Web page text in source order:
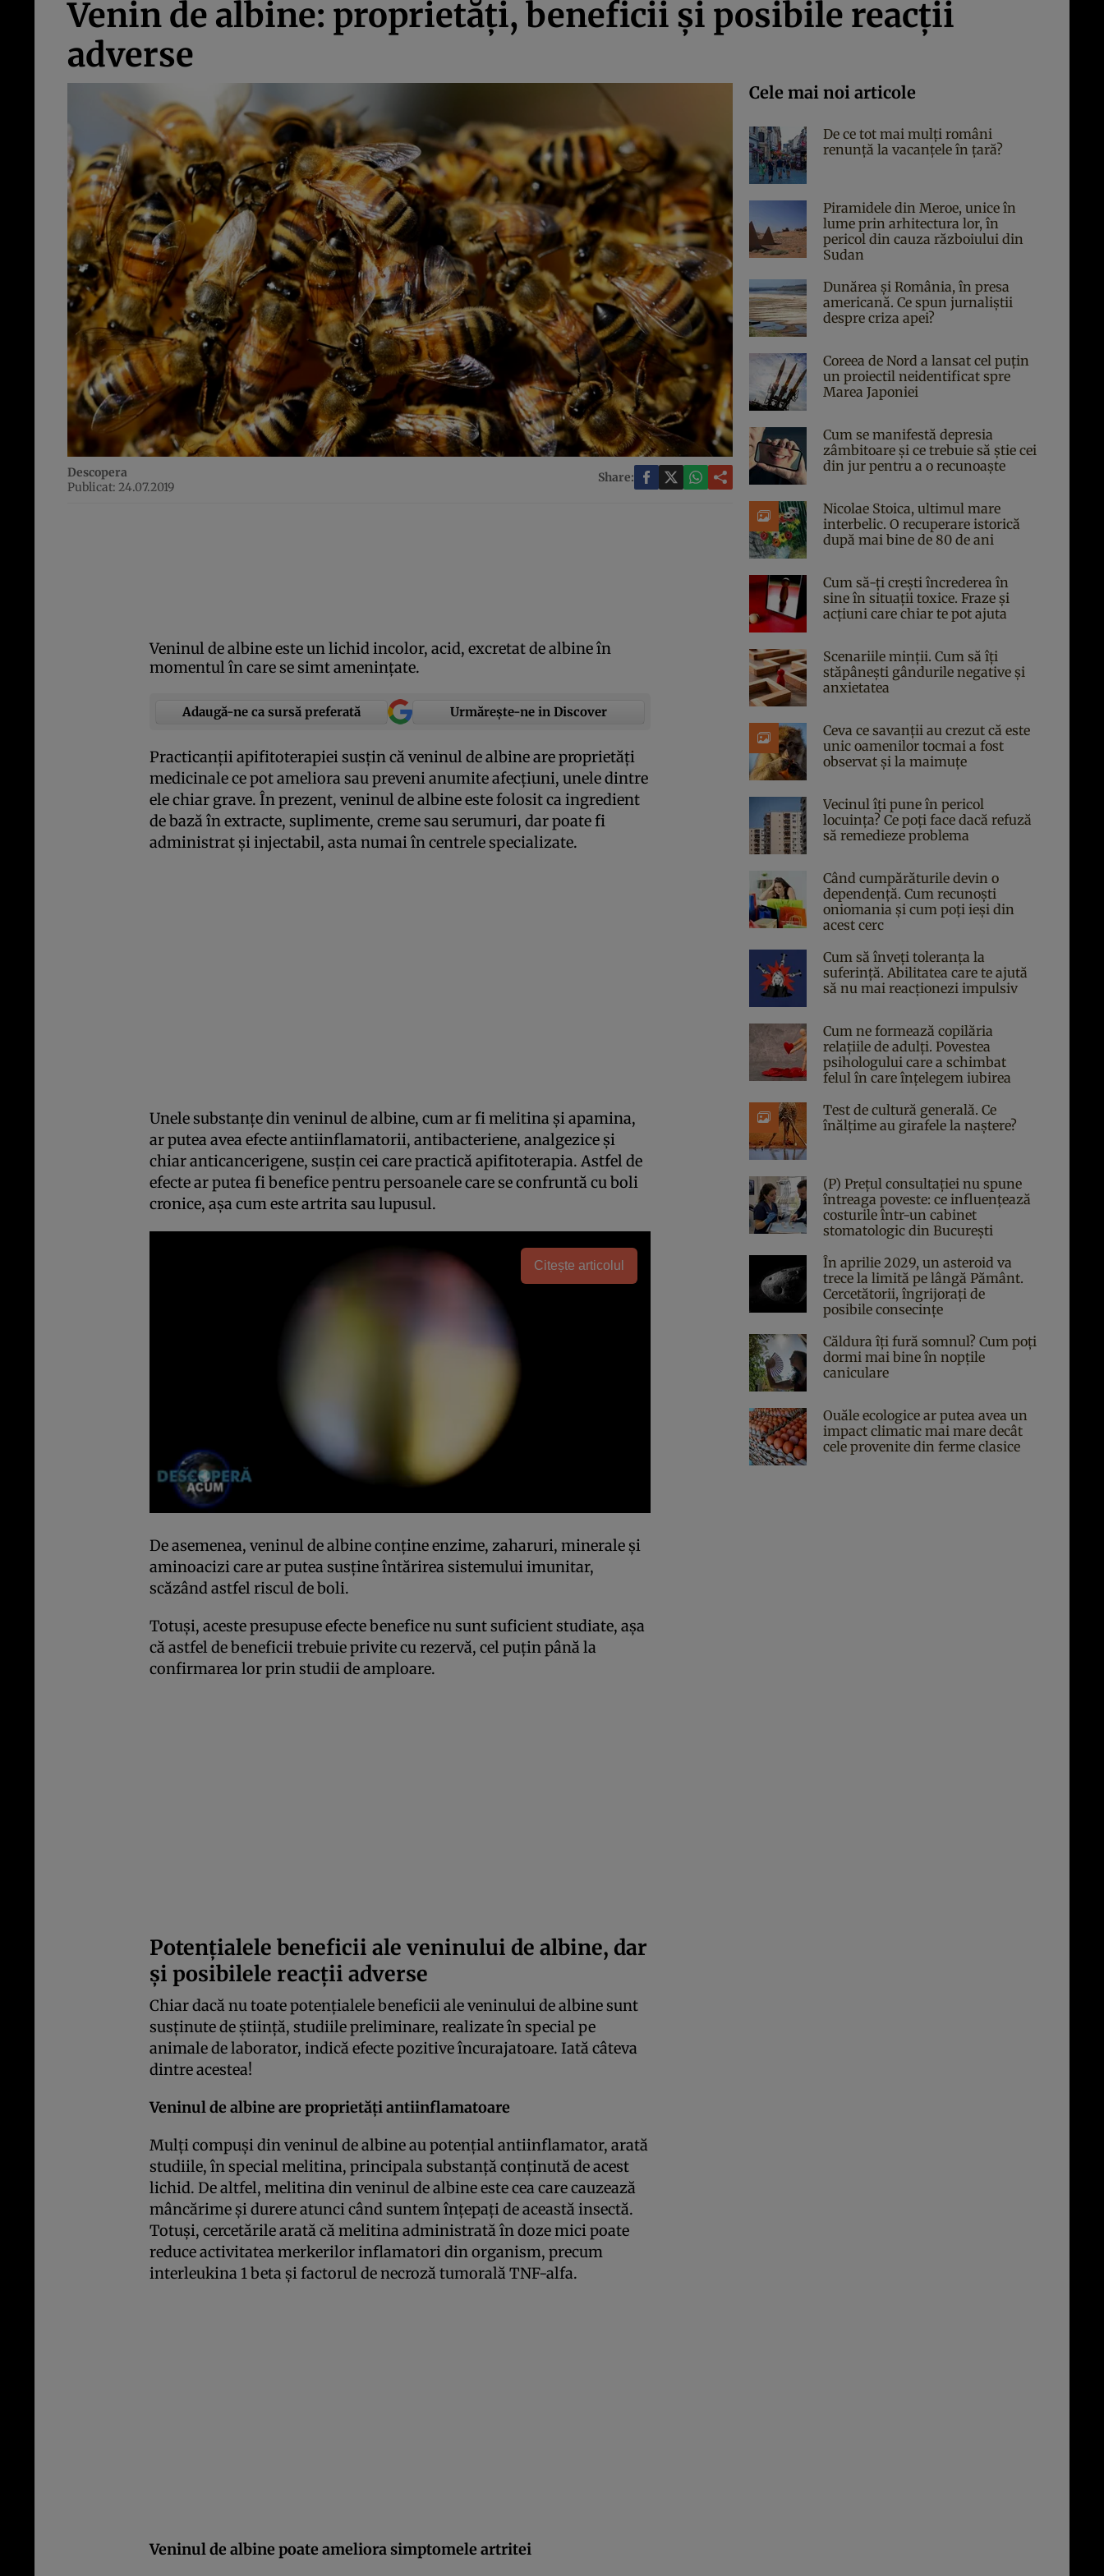
Venin de albine: proprietăţi, beneficii şi posibile reacţii
adverse
Descopera
Publicat: 24.07.2019
Share:
Veninul de albine este un lichid incolor, acid, excretat de albine în
momentul în care se simt ameninţate.
Adaugă-ne ca sursă preferată Urmărește-ne in Discover
Practicanţii apifitoterapiei susţin că veninul de albine are proprietăţi
medicinale ce pot ameliora sau preveni anumite afecţiuni, unele dintre
ele chiar grave. În prezent, veninul de albine este folosit ca ingredient
de bază în extracte, suplimente, creme sau serumuri, dar poate fi
administrat şi injectabil, asta numai în centrele specializate.
Unele substanţe din veninul de albine, cum ar fi melitina şi apamina,
ar putea avea efecte antiinflamatorii, antibacteriene, analgezice şi
chiar anticancerigene, susţin cei care practică apifitoterapia. Astfel de
efecte ar putea fi benefice pentru persoanele care se confruntă cu boli
cronice, aşa cum este artrita sau lupusul.
Citește articolul
De asemenea, veninul de albine conţine enzime, zaharuri, minerale şi
aminoacizi care ar putea susţine întărirea sistemului imunitar,
scăzând astfel riscul de boli.
Totuşi, aceste presupuse efecte benefice nu sunt suficient studiate, aşa
că astfel de beneficii trebuie privite cu rezervă, cel puţin până la
confirmarea lor prin studii de amploare.
Potenţialele beneficii ale veninului de albine, dar
şi posibilele reacţii adverse
Chiar dacă nu toate potenţialele beneficii ale veninului de albine sunt
susţinute de ştiinţă, studiile preliminare, realizate în special pe
animale de laborator, indică efecte pozitive încurajatoare. Iată câteva
dintre acestea!
Veninul de albine are proprietăţi antiinflamatoare
Mulţi compuşi din veninul de albine au potenţial antiinflamator, arată
studiile, în special melitina, principala substanţă conţinută de acest
lichid. De altfel, melitina din veninul de albine este cea care cauzează
mâncărime şi durere atunci când suntem înţepaţi de această insectă.
Totuşi, cercetările arată că melitina administrată în doze mici poate
reduce activitatea merkerilor inflamatori din organism, precum
interleukina 1 beta şi factorul de necroză tumorală TNF-alfa.
Veninul de albine poate ameliora simptomele artritei
Cele mai noi articole
De ce tot mai mulți români
renunță la vacanțele în țară?
Piramidele din Meroe, unice în
lume prin arhitectura lor, în
pericol din cauza războiului din
Sudan
Dunărea și România, în presa
americană. Ce spun jurnaliștii
despre criza apei?
Coreea de Nord a lansat cel puțin
un proiectil neidentificat spre
Marea Japoniei
Cum se manifestă depresia
zâmbitoare și ce trebuie să știe cei
din jur pentru a o recunoaște
Nicolae Stoica, ultimul mare
interbelic. O recuperare istorică
după mai bine de 80 de ani
Cum să-ți crești încrederea în
sine în situații toxice. Fraze și
acțiuni care chiar te pot ajuta
Scenariile minții. Cum să îți
stăpânești gândurile negative și
anxietatea
Ceva ce savanții au crezut că este
unic oamenilor tocmai a fost
observat și la maimuțe
Vecinul îți pune în pericol
locuința? Ce poți face dacă refuză
să remedieze problema
Când cumpărăturile devin o
dependență. Cum recunoști
oniomania și cum poți ieși din
acest cerc
Cum să înveți toleranța la
suferință. Abilitatea care te ajută
să nu mai reacționezi impulsiv
Cum ne formează copilăria
relațiile de adulți. Povestea
psihologului care a schimbat
felul în care înțelegem iubirea
Test de cultură generală. Ce
înălțime au girafele la naștere?
(P) Prețul consultației nu spune
întreaga poveste: ce influențează
costurile într-un cabinet
stomatologic din București
În aprilie 2029, un asteroid va
trece la limită pe lângă Pământ.
Cercetătorii, îngrijorați de
posibile consecințe
Căldura îți fură somnul? Cum poți
dormi mai bine în nopțile
caniculare
Ouăle ecologice ar putea avea un
impact climatic mai mare decât
cele provenite din ferme clasice